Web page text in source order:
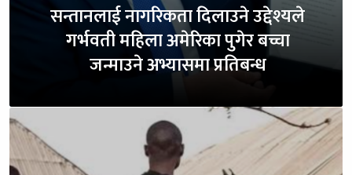
सन्तानलाई नागरिकता दिलाउने उद्देश्यले
गर्भवती महिला अमेरिका पुगेर बच्चा
जन्माउने अभ्यासमा प्रतिबन्ध